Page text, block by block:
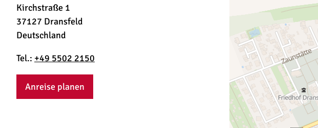
Kirchstraße 1
37127 Dransfeld
Deutschland
Tel.: +49 5502 2150
Anreise planen